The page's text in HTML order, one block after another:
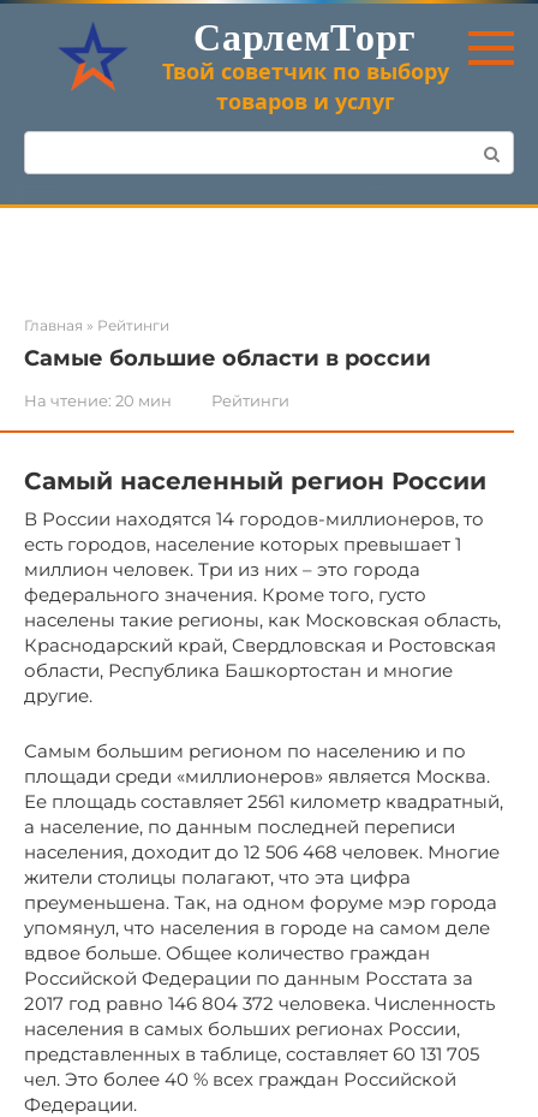
Перейти
контенту
СарлемТорг
Твой советчик по выбору
товаров и услуг
Поиск:
Главная » Рейтинги
Самые большие области в россии
На чтение: 20 мин Рейтинги
Самый населенный регион России
В России находятся 14 городов-миллионеров, то
есть городов, население которых превышает 1
миллион человек. Три из них – это города
федерального значения. Кроме того, густо
населены такие регионы, как Московская область,
Краснодарский край, Свердловская и Ростовская
области, Республика Башкортостан и многие
другие.
Самым большим регионом по населению и по
площади среди «миллионеров» является Москва.
Ее площадь составляет 2561 километр квадратный,
а население, по данным последней переписи
населения, доходит до 12 506 468 человек. Многие
жители столицы полагают, что эта цифра
преуменьшена. Так, на одном форуме мэр города
упомянул, что населения в городе на самом деле
вдвое больше. Общее количество граждан
Российской Федерации по данным Росстата за
2017 год равно 146 804 372 человека. Численность
населения в самых больших регионах России,
представленных в таблице, составляет 60 131 705
чел. Это более 40 % всех граждан Российской
Федерации.